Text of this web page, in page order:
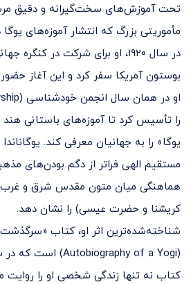
تحت آموزش‌های سخت‌گیرانه و دقیق
مأموریتی بزرگ که انتشار آموزه‌های
در سال ۱۹۲۰، او برای شرکت در
بوستون آمریکا سفر کرد و این آغاز
را تأسیس کرد تا آموزه‌های باستانی هند
یوگا» را به جهانیان معرفی کند.
مستقیم الهی فراتر از دگم‌ بودن‌های
هماهنگی میان متون مقدس شرق و غرب
کریشنا و حضرت عیسی) را نشان دهد.
شناخته‌شده‌ترین اثر او، کتاب
کتاب نه تنها زندگی شخصی او را روایت